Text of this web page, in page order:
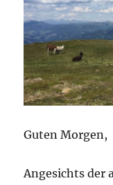
Guten Morgen,
Angesichts der